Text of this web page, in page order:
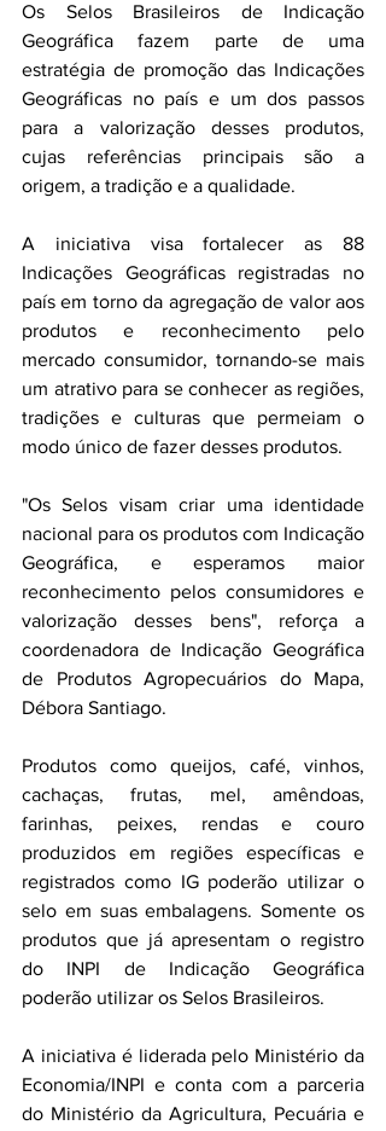
Os Selos Brasileiros de Indicação
Geográfica fazem parte de uma
estratégia de promoção das Indicações
Geográficas no país e um dos passos
para a valorização desses produtos,
cujas referências principais são a
origem, a tradição e a qualidade.
A iniciativa visa fortalecer as 88
Indicações Geográficas registradas no
país em torno da agregação de valor aos
produtos e reconhecimento pelo
mercado consumidor, tornando-se mais
um atrativo para se conhecer as regiões,
tradições e culturas que permeiam o
modo único de fazer desses produtos.
"Os Selos visam criar uma identidade
nacional para os produtos com Indicação
Geográfica, e esperamos maior
reconhecimento pelos consumidores e
valorização desses bens", reforça a
coordenadora de Indicação Geográfica
de Produtos Agropecuários do Mapa,
Débora Santiago.
Produtos como queijos, café, vinhos,
cachaças, frutas, mel, amêndoas,
farinhas, peixes, rendas e couro
produzidos em regiões específicas e
registrados como IG poderão utilizar o
selo em suas embalagens. Somente os
produtos que já apresentam o registro
do INPI de Indicação Geográfica
poderão utilizar os Selos Brasileiros.
A iniciativa é liderada pelo Ministério da
Economia/INPI e conta com a parceria
do Ministério da Agricultura, Pecuária e